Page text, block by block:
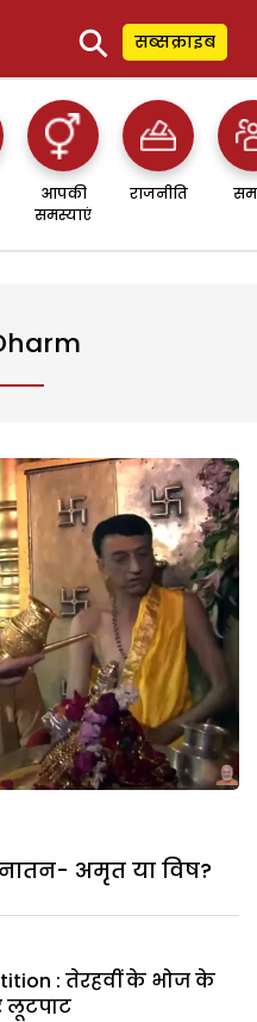
⚲ सब्सक्राइब
आपकी
समस्याएं
राजनीति
अमृत या विष?
: तेरहवीं के भोज के
लूटपाट